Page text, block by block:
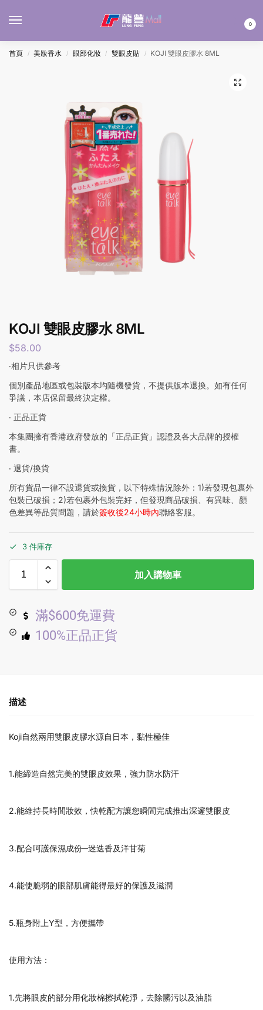
0
首頁 / 美妝香水 / 眼部化妝 / 雙眼皮貼 / KOJI 雙眼皮膠水 8ML
KOJI 雙眼皮膠水 8ML
$58.00
‧相片只供參考
個別產品地區或包裝版本均隨機發貨，不提供版本退換。如有任何
爭議，本店保留最終決定權。
‧ 正品正貨
本集團擁有香港政府發放的「正品正貨」認證及各大品牌的授權
書。
‧ 退貨/換貨
所有貨品一律不設退貨或換貨，以下特殊情況除外：1)若發現包裹外
包裝已破損；2)若包裹外包裝完好，但發現商品破損、有異味、顏
色差異等品質問題，請於簽收後24小時內聯絡客服。
3 件庫存
加入購物車
滿$600免運費
100%正品正貨
描述
Koji自然兩用雙眼皮膠水源自日本，黏性極佳
1.能締造自然完美的雙眼皮效果，強力防水防汗
2.能維持長時間妝效，快乾配方讓您瞬間完成推出深邃雙眼皮
3.配合呵護保濕成份─迷迭香及洋甘菊
4.能使脆弱的眼部肌膚能得最好的保護及滋潤
5.瓶身附上Y型，方便攜帶
使用方法：
1.先將眼皮的部分用化妝棉擦拭乾淨，去除髒污以及油脂